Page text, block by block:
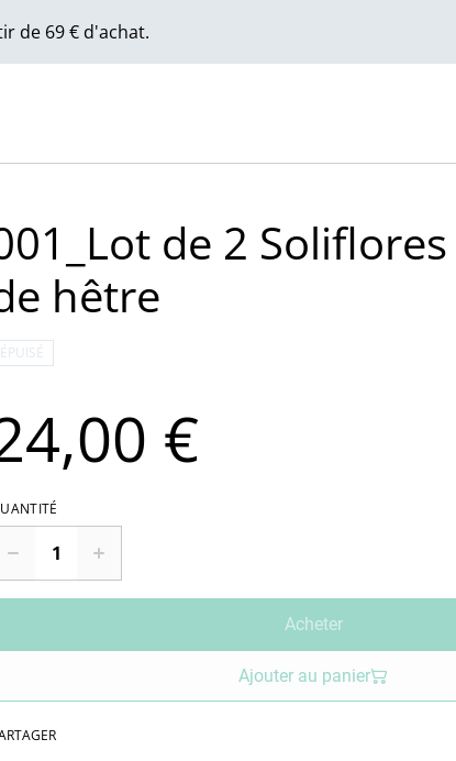
de 69 € d'achat.
de 2
hêtre
ÉPUISÉ
€
Acheter
Ajouter au panier